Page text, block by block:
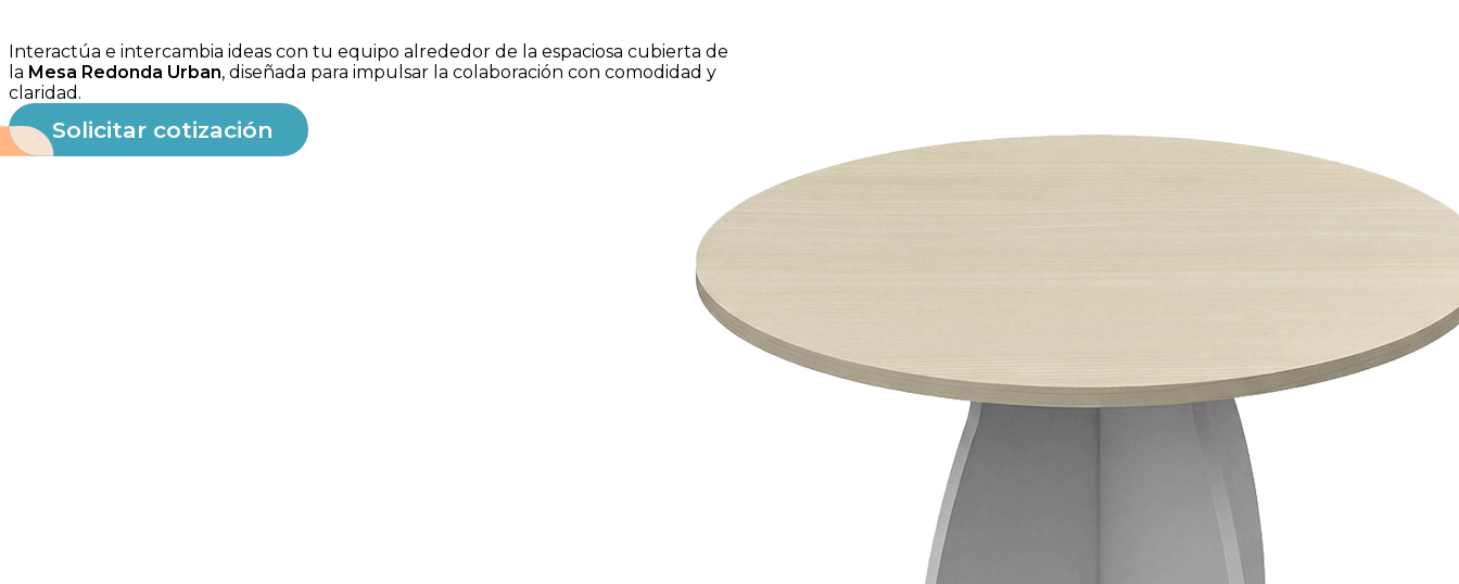
Urban
Interactúa e intercambia ideas con tu equipo alrededor de la espaciosa cubierta de
la Mesa Redonda Urban, diseñada para impulsar la colaboración con comodidad y
claridad.
Solicitar cotización